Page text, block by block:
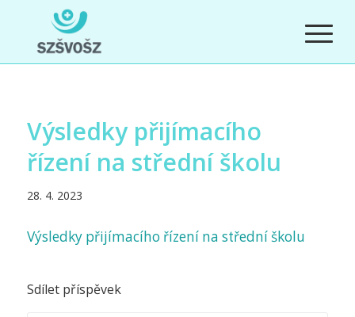
Výsledky přijímacího
řízení na střední školu
28. 4. 2023
Výsledky přijímacího řízení na střední školu
Sdílet příspěvek